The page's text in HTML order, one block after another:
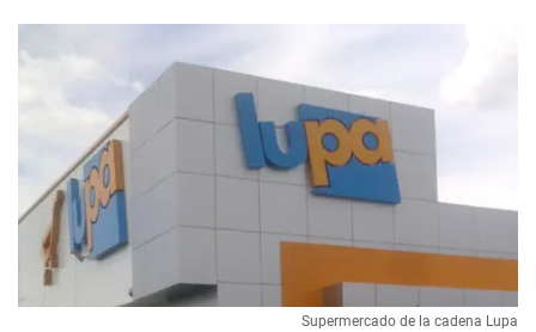
Supermercado de la cadena Lupa